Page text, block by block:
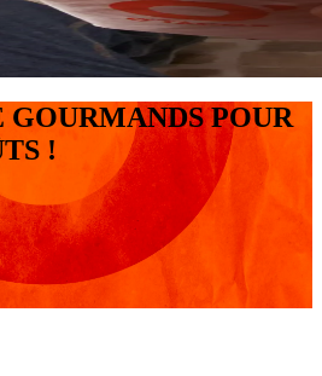
GOURMANDS POUR
!